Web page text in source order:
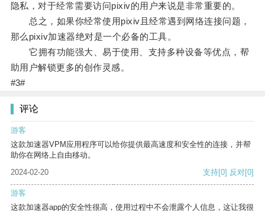
隐私，对于经常需要访问pixiv的用户来说是非常重要的。
总之，如果你经常使用pixiv且经常遇到网络连接问题，
那么pixiv加速器绝对是一个必备的工具。
它拥有功能强大、易于使用、支持多种设备等优点，帮
助用户解锁更多的创作灵感。
#3#
评论
游客
这款加速器VPM应用程序可以给你提供最高速度和安全性的连接，并帮
助你在网络上自由移动。
2024-02-20
支持[0] 反对[0]
游客
这款加速器app的安全性很高，使用过程中不会泄露个人信息，这让我很